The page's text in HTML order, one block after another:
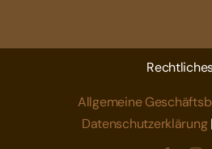
Allgemeine
Datenschutzerklärung|